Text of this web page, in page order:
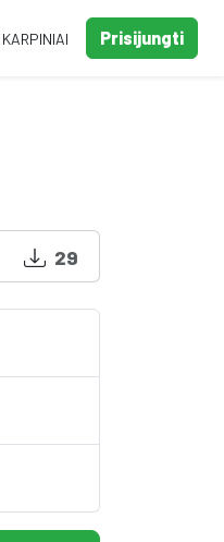
KARPINIAI Prisijungti
29